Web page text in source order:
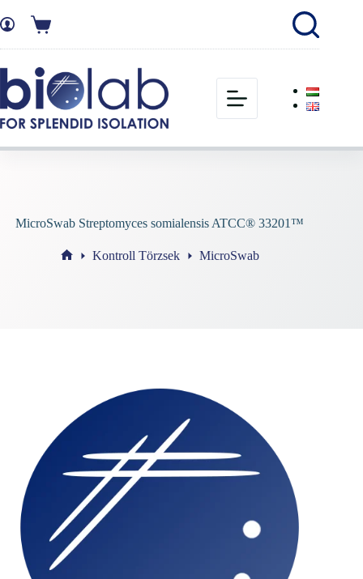
MicroSwab Streptomyces somialensis ATCC® 33201™
Kontroll Törzsek MicroSwab